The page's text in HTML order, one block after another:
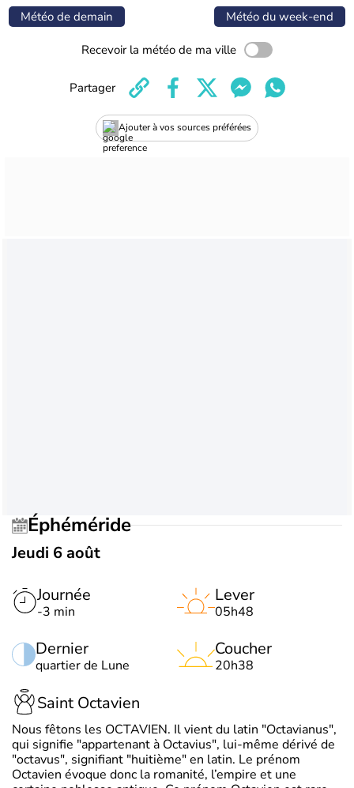
Météo de demain Météo du week-end
Recevoir la météo de ma ville
Ajouter à vos sources préférées
Partager
Éphéméride
Jeudi 6 août
Journée
-3 min
Dernier
quartier de Lune
Lever
05h48
Coucher
20h38
Saint Octavien
Nous fêtons les OCTAVIEN. Il vient du latin "Octavianus",
qui signifie "appartenant à Octavius", lui-même dérivé de
"octavus", signifiant "huitième" en latin. Le prénom
Octavien évoque donc la romanité, l’empire et une